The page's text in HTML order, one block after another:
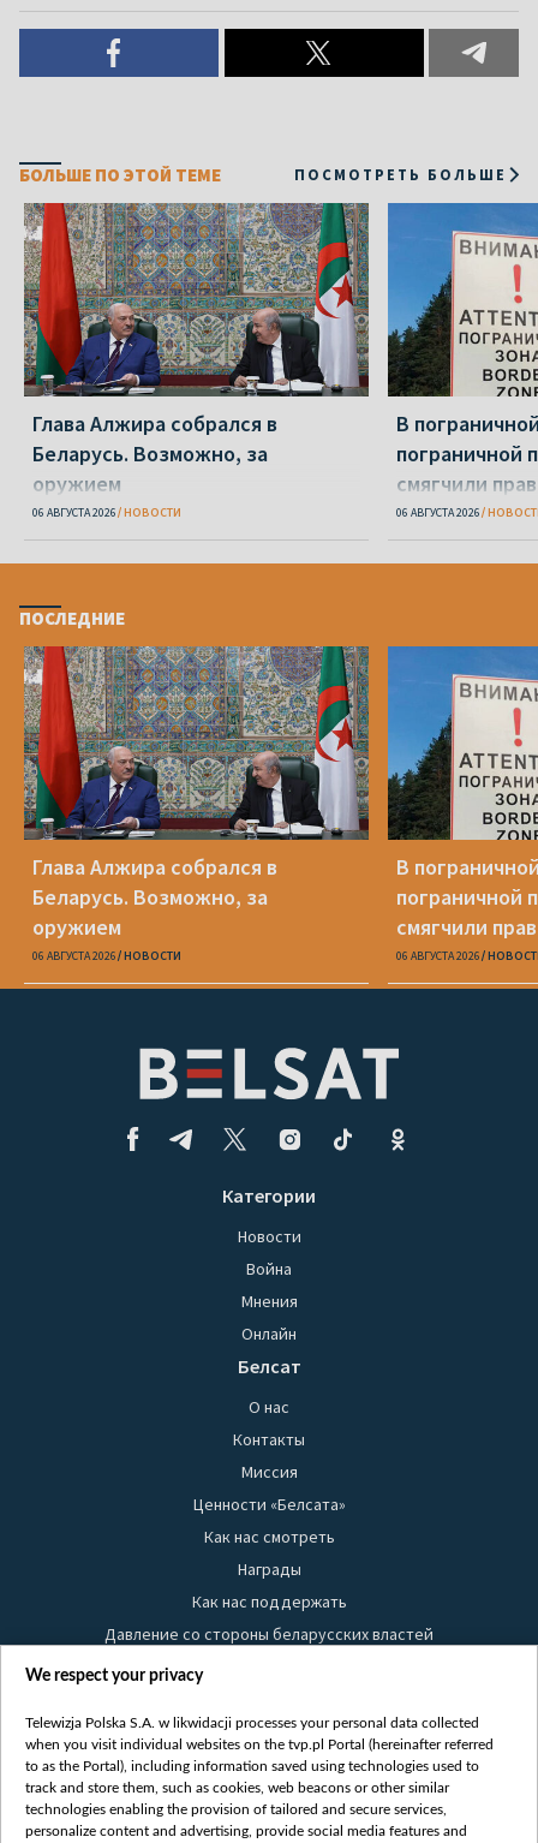
БОЛЬШЕ ПО ЭТОЙ ТЕМЕ ПОСМОТРЕТЬ БОЛЬШЕ
Глава Алжира собрался в
Беларусь. Возможно, за
оружием
06 АВГУСТА 2026 НОВОСТИ
В
пограничной
смягчили
06 АВГУСТА 2026
ПОСЛЕДНИЕ
Глава Алжира собрался в
Беларусь. Возможно, за
оружием
06 АВГУСТА 2026 НОВОСТИ
В
пограничной
смягчили
06 АВГУСТА 2026
Категории
Новости
Война
Мнения
Онлайн
Белсат
О нас
Контакты
Миссия
Ценности «Белсата»
Как нас смотреть
Награды
Как нас поддержать
Давление со стороны беларусских властей
Правила использования материалов
Безопасность
Youtube
Белсат news
Белсат Life
We respect your privacy
Telewizja Polska S.A. w likwidacji processes your personal data collected
when you visit individual websites on the tvp.pl Portal (hereinafter referred
to as the Portal), including information saved using technologies used to
track and store them, such as cookies, web beacons or other similar
technologies enabling the provision of tailored and secure services,
personalize content and advertising, provide social media features and